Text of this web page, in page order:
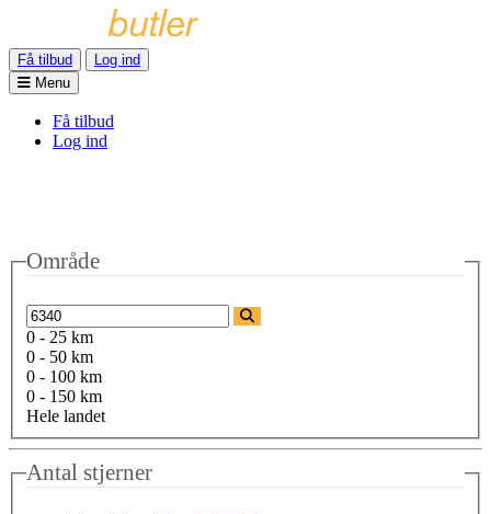
Få tilbud
Log ind
Menu
Få tilbud
Log ind
Område
0 - 25 km
0 - 50 km
0 - 100 km
0 - 150 km
Hele landet
Antal stjerner